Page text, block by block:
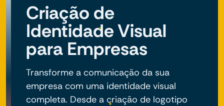
Criação de
Identidade Visual
para Empresas
Transforme a comunicação da sua
empresa com uma identidade visual
completa. Desde a criação de logotipo